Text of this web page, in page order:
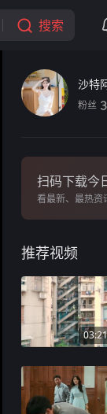
搜索
沙特
粉丝
扫码下载今
看最新、最热资
推荐视频
03:21